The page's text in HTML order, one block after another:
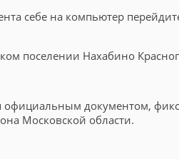
себе на компьютер
поселении Нахабино
документом,
Московской области.